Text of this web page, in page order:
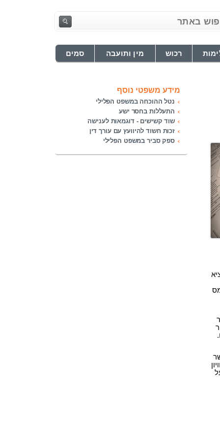
רכוש מין ותועבה סמים
מס
מידע משפטי נוסף
נטל ההוכחה במשפט הפלילי
התעללות בחסר ישע
שוד קשישים - דוגמאות לענישה
זכות חשוד להיוועץ עם עורך דין
ספק סביר במשפט הפלילי